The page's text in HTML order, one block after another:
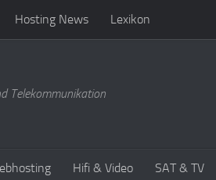
Hosting News Lexikon
Telekommunikation
Hifi & Video SAT & TV